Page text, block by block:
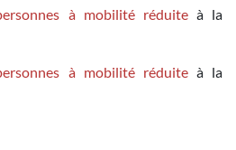
à mobilité réduiteà la
à mobilité réduiteà la